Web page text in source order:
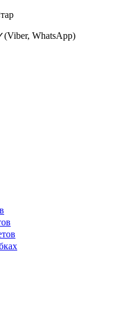
WhatsApp)